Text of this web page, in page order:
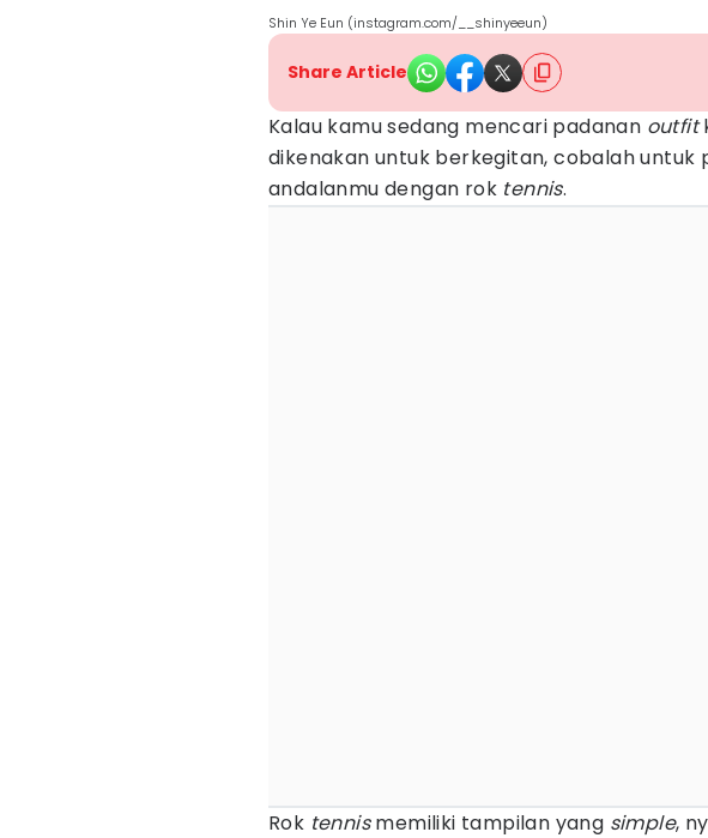
Shin Ye Eun (instagram.com/__shinyeeun)
Share Article
Kalau kamu sedang mencari padanan outfit
dikenakan untuk berkegitan, cobalah untuk
andalanmu dengan rok tennis.
Rok tennismemiliki tampilan yang simple,